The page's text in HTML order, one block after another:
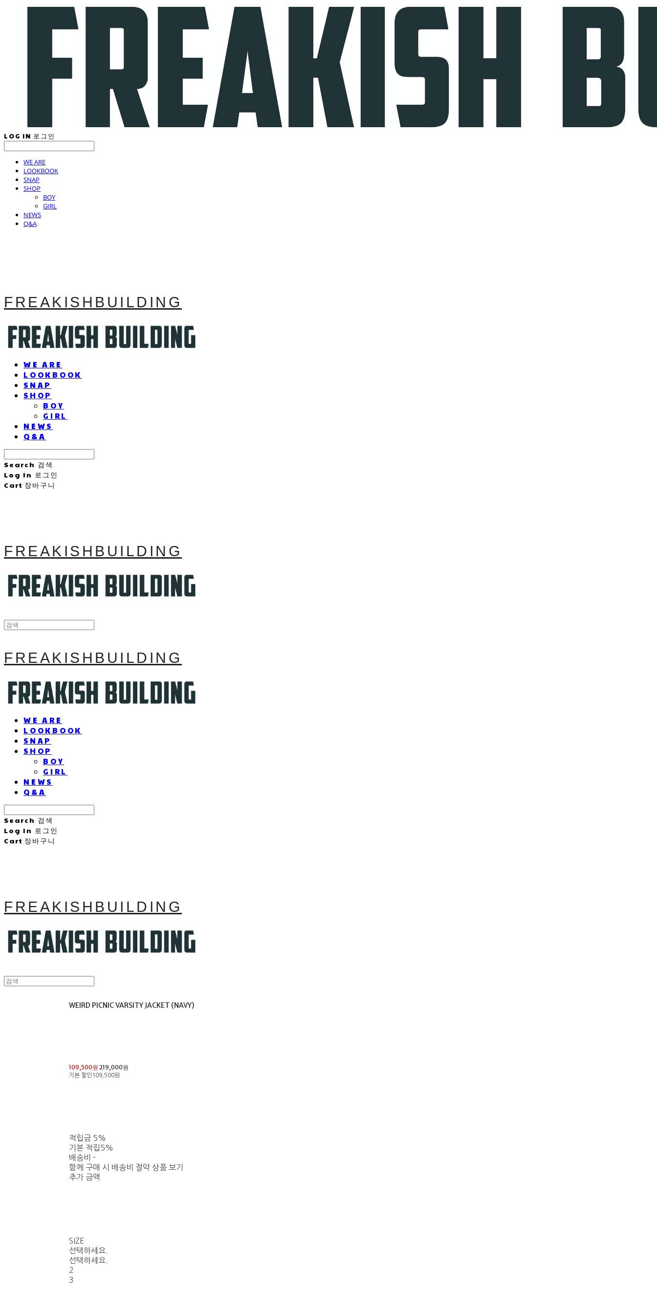
LOG IN 로그인
WE ARE
LOOKBOOK
SNAP
SHOP
BOY
GIRL
NEWS
Q&A
FREAKISHBUILDING
WE ARE
LOOKBOOK
SNAP
SHOP
BOY
GIRL
NEWS
Q&A
Search 검색
Log In 로그인
Cart 장바구니
FREAKISHBUILDING
FREAKISHBUILDING
WE ARE
LOOKBOOK
SNAP
SHOP
BOY
GIRL
NEWS
Q&A
Search 검색
Log In 로그인
Cart 장바구니
FREAKISHBUILDING
WEIRD PICNIC VARSITY JACKET (NAVY)
109,500원 219,000원
기본 할인 109,500원
적립금 5%
기본 적립5%
배송비 -
함께 구매 시 배송비 절약 상품 보기
추가 금액
SIZE
선택하세요.
선택하세요.
2
3